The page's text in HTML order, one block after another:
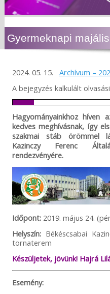
Gyermeknapi majális
2024. 05. 15. Archívum –
A bejegyzés kalkulált
Hagyományainkhoz
kedves meghívásnak, így
szakmai stáb örömmel
Kazinczy Ferenc
rendezvényére.
Időpont:2019. május 24.
Helyszín:Békéscsabai
tornaterem
Készüljetek, jövünk! Hajrá
Esemény: